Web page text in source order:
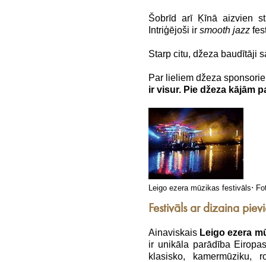
Šobrīd arī Ķīnā aizvien
Intriģējoši ir smooth jazz
Starp citu, džeza baudītāji
Par lieliem džeza
ir visur. Pie džeza kājām
Leigo ezera mūzikas festivāls.
Festivāls ar dizaina
Ainaviskais Leigo ezera
ir unikāla parādība
klasisko, kamermūziku,